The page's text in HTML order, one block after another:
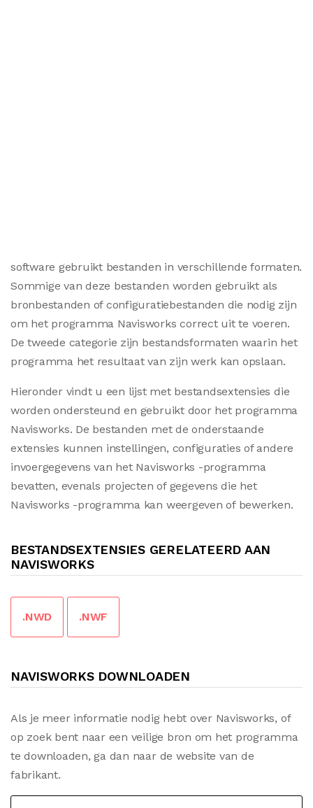
software gebruikt bestanden in verschillende formaten.
Sommige van deze bestanden worden gebruikt als
bronbestanden of configuratiebestanden die nodig zijn
om het programma Navisworks correct uit te voeren.
De tweede categorie zijn bestandsformaten waarin het
programma het resultaat van zijn werk kan opslaan.
Hieronder vindt u een lijst met bestandsextensies die
worden ondersteund en gebruikt door het programma
Navisworks. De bestanden met de onderstaande
extensies kunnen instellingen, configuraties of andere
invoergegevens van het Navisworks -programma
bevatten, evenals projecten of gegevens die het
Navisworks -programma kan weergeven of bewerken.
BESTANDSEXTENSIES GERELATEERD AAN
NAVISWORKS
.NWD .NWF
NAVISWORKS DOWNLOADEN
Als je meer informatie nodig hebt over Navisworks, of
op zoek bent naar een veilige bron om het programma
te downloaden, ga dan naar de website van de
fabrikant.